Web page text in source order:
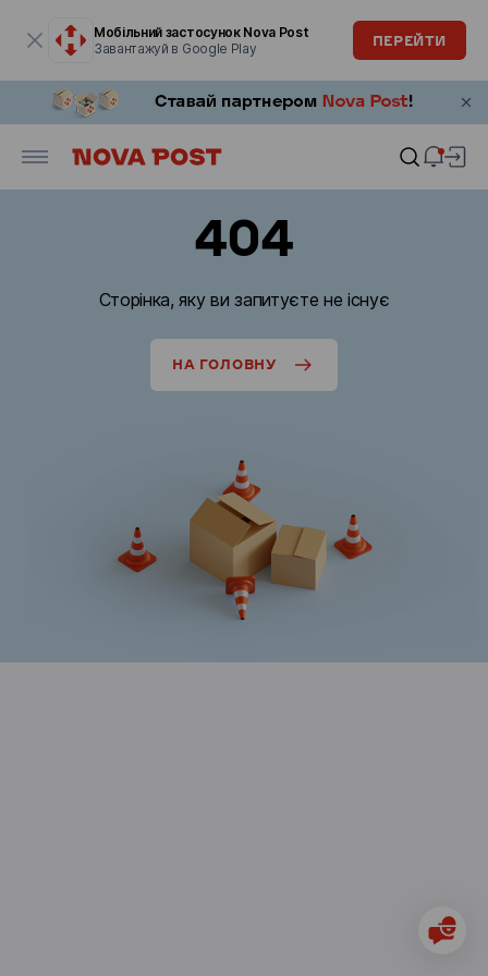
Мобільний застосунок Nova Post
Завантажуй в Google Play
ПЕРЕЙТИ
404
Сторінка, яку ви запитуєте не існує
НА ГОЛОВНУ